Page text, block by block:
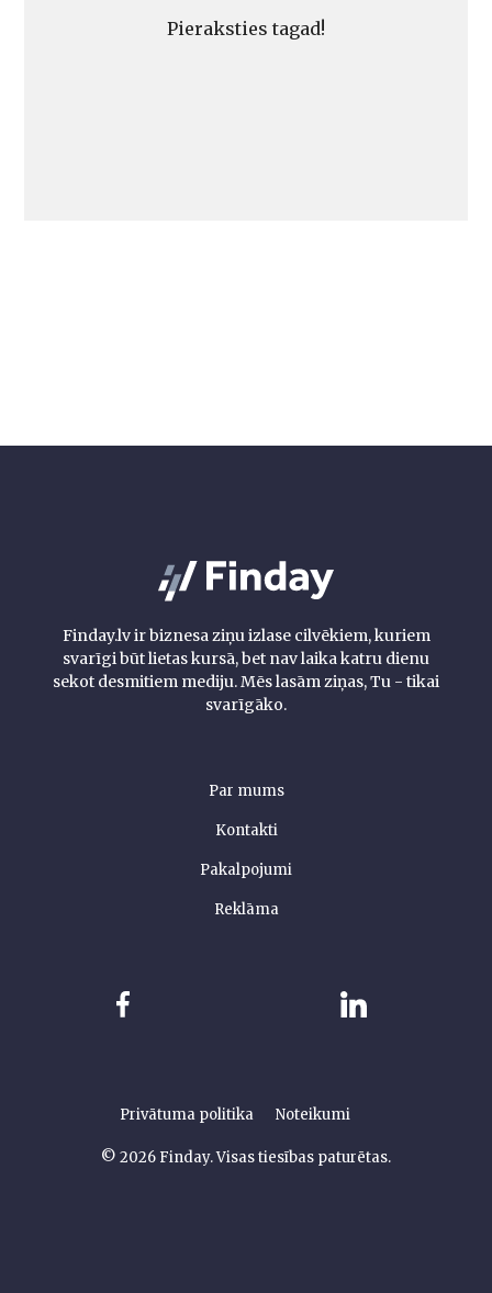
Pieraksties tagad!
Finday.lv ir biznesa ziņu izlase cilvēkiem, kuriem
svarīgi būt lietas kursā, bet nav laika katru dienu
sekot desmitiem mediju. Mēs lasām ziņas, Tu - tikai
svarīgāko.
Par mums
Kontakti
Pakalpojumi
Reklāma
© 2026 Finday. Visas tiesības paturētas.
Privātuma politika Noteikumi